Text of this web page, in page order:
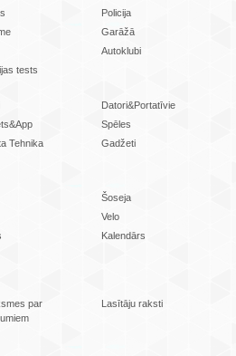
Policija
Garāžā
Autoklubi
tests
Datori&Portatīvie
Spēles
Tehnika
Gadžeti
Šoseja
Velo
Kalendārs
par
Lasītāju raksti